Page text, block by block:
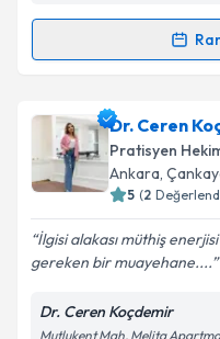
Kişisel
Metni'ni
Randevu
Dr. Betül Ökkan
Size bu uzmandan
hazırlandığında e-
Kişisel
Dr. Ceren
Pratisyen
Ankara,
5 (2
İlgisi alakası müthiş
gereken bir muayehane....
Dr. Ceren Koçdemir
Mutlukent Mah. Melita